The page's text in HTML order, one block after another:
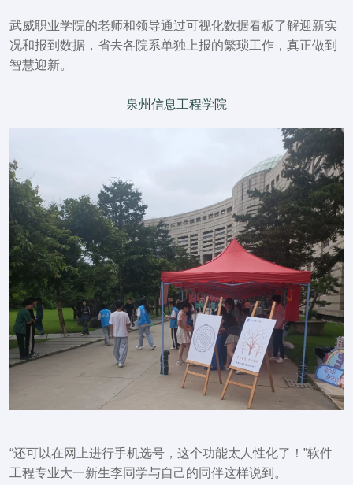
武威职业学院的老师和领导通过可视化数据看板了解迎新实
况和报到数据，省去各院系单独上报的繁琐工作，真正做到
智慧迎新。
泉州信息工程学院
“还可以在网上进行手机选号，这个功能太人性化了！”软件
工程专业大一新生李同学与自己的同伴这样说到。